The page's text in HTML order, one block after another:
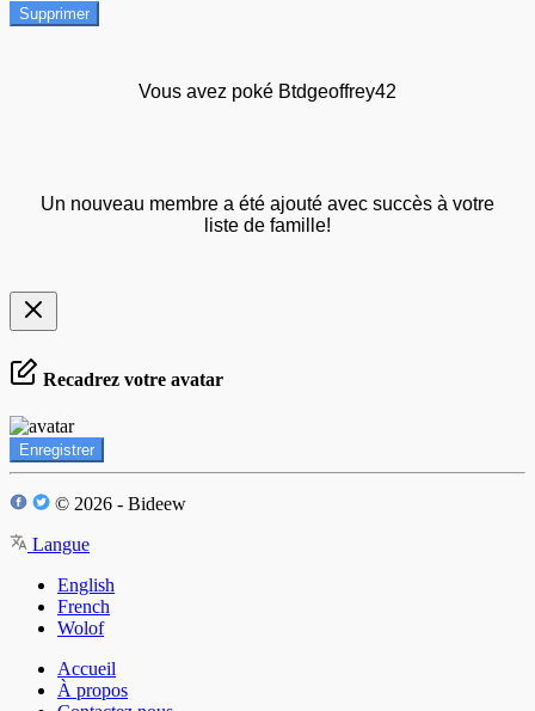
Supprimer
Vous avez poké Btdgeoffrey42
Un nouveau membre a été ajouté avec succès à votre
liste de famille!
Recadrez votre avatar
Enregistrer
© 2026 - Bideew
Langue
English
French
Wolof
Accueil
À propos